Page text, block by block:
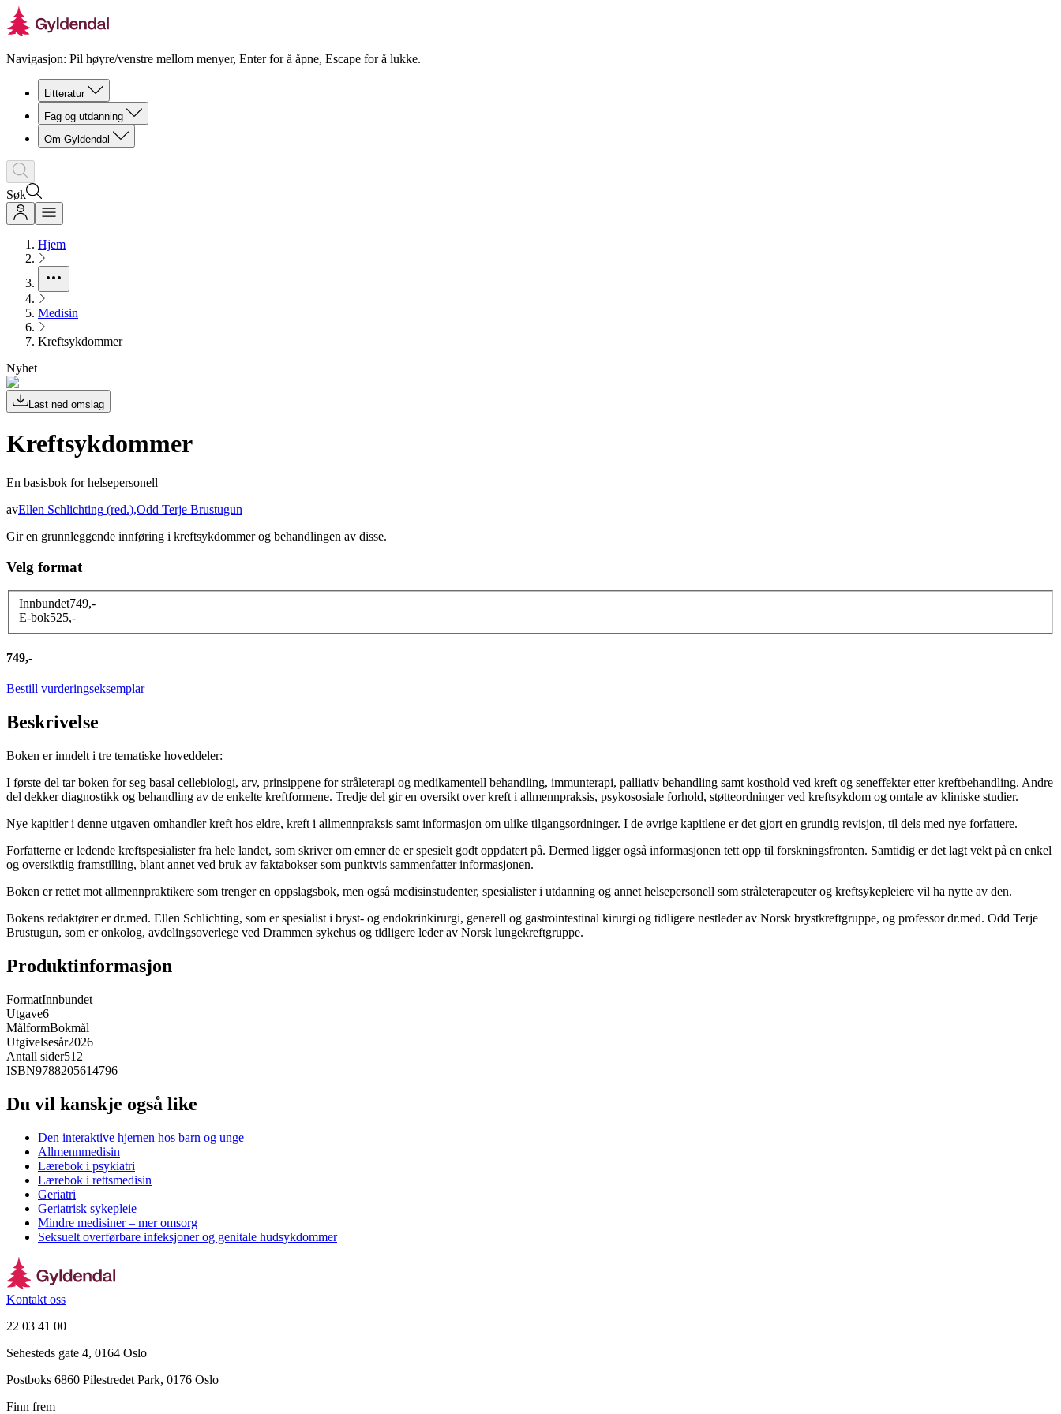
Navigasjon: Pil høyre/venstre mellom menyer, Enter for å åpne, Escape for å lukke.
Litteratur
Fag og utdanning
Om Gyldendal
Søk
Hjem
Medisin
Kreftsykdommer
Nyhet
Last ned omslag
Kreftsykdommer
En basisbok for helsepersonell
avEllen Schlichting (red.),Odd Terje Brustugun
Gir en grunnleggende innføring i kreftsykdommer og behandlingen av disse.
Velg format
Innbundet749,-
E-bok525,-
749,-
Bestill vurderingseksemplar
Beskrivelse
Boken er inndelt i tre tematiske hoveddeler:
I første del tar boken for seg basal cellebiologi, arv, prinsippene for stråleterapi og medikamentell behandling, immunterapi, palliativ behandling samt kosthold ved kreft og seneffekter etter kreftbehandling. Andre
del dekker diagnostikk og behandling av de enkelte kreftformene. Tredje del gir en oversikt over kreft i allmennpraksis, psykososiale forhold, støtteordninger ved kreftsykdom og omtale av kliniske studier.
Nye kapitler i denne utgaven omhandler kreft hos eldre, kreft i allmennpraksis samt informasjon om ulike tilgangsordninger. I de øvrige kapitlene er det gjort en grundig revisjon, til dels med nye forfattere.
Forfatterne er ledende kreftspesialister fra hele landet, som skriver om emner de er spesielt godt oppdatert på. Dermed ligger også informasjonen tett opp til forskningsfronten. Samtidig er det lagt vekt på en enkel
og oversiktlig framstilling, blant annet ved bruk av faktabokser som punktvis sammenfatter informasjonen.
Boken er rettet mot allmennpraktikere som trenger en oppslagsbok, men også medisinstudenter, spesialister i utdanning og annet helsepersonell som stråleterapeuter og kreftsykepleiere vil ha nytte av den.
Bokens redaktører er dr.med. Ellen Schlichting, som er spesialist i bryst- og endokrinkirurgi, generell og gastrointestinal kirurgi og tidligere nestleder av Norsk brystkreftgruppe, og professor dr.med. Odd Terje
Brustugun, som er onkolog, avdelingsoverlege ved Drammen sykehus og tidligere leder av Norsk lungekreftgruppe.
Produktinformasjon
FormatInnbundet
Utgave6
MålformBokmål
Utgivelsesår2026
Antall sider512
ISBN9788205614796
Du vil kanskje også like
Den interaktive hjernen hos barn og unge
Allmennmedisin
Lærebok i psykiatri
Lærebok i rettsmedisin
Geriatri
Geriatrisk sykepleie
Mindre medisiner – mer omsorg
Seksuelt overførbare infeksjoner og genitale hudsykdommer
Kontakt oss
22 03 41 00
Sehesteds gate 4, 0164 Oslo
Postboks 6860 Pilestredet Park, 0176 Oslo
Finn frem